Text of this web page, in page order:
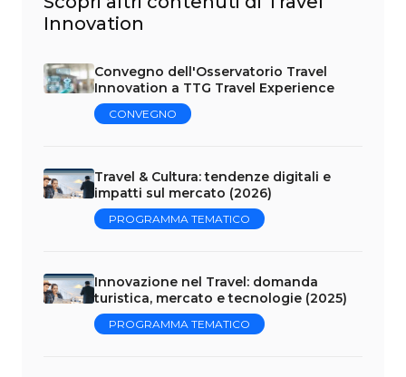
Innovation
Convegno dell'Osservatorio Travel
Innovation a TTG Travel Experience
CONVEGNO
Travel & Cultura: tendenze digitali e
impatti sul mercato (2026)
PROGRAMMA TEMATICO
Innovazione nel Travel: domanda
turistica, mercato e tecnologie (2025)
PROGRAMMA TEMATICO